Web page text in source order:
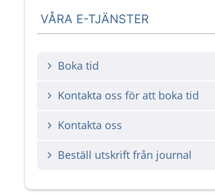
VÅRA E-TJÄNSTER
Boka tid
Kontakta oss för att boka tid
Kontakta oss
Beställ utskrift från journal